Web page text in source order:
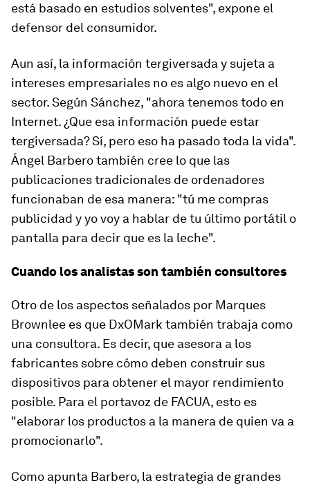
está basado en estudios solventes", expone el
defensor del consumidor.
Aun así, la información tergiversada y sujeta a
intereses empresariales no es algo nuevo en el
sector. Según Sánchez, "ahora tenemos todo en
Internet. ¿Que esa información puede estar
tergiversada? Sí, pero eso ha pasado toda la vida".
Ángel Barbero también cree lo que las
publicaciones tradicionales de ordenadores
funcionaban de esa manera: "tú me compras
publicidad y yo voy a hablar de tu último portátil o
pantalla para decir que es la leche".
Cuando los analistas son también consultores
Otro de los aspectos señalados por Marques
Brownlee es que DxOMark también trabaja como
una consultora. Es decir, que asesora a los
fabricantes sobre cómo deben construir sus
dispositivos para obtener el mayor rendimiento
posible. Para el portavoz de FACUA, esto es
"elaborar los productos a la manera de quien va a
promocionarlo".
Como apunta Barbero, la estrategia de grandes